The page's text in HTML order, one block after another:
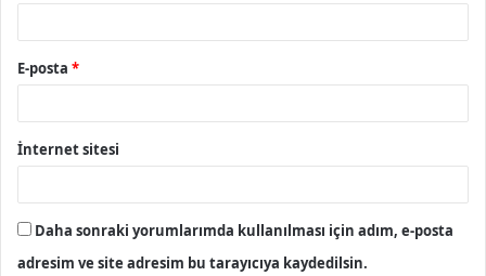
E-posta *
İnternet sitesi
Daha sonraki yorumlarımda kullanılması için adım, e-posta
adresim ve site adresim bu tarayıcıya kaydedilsin.